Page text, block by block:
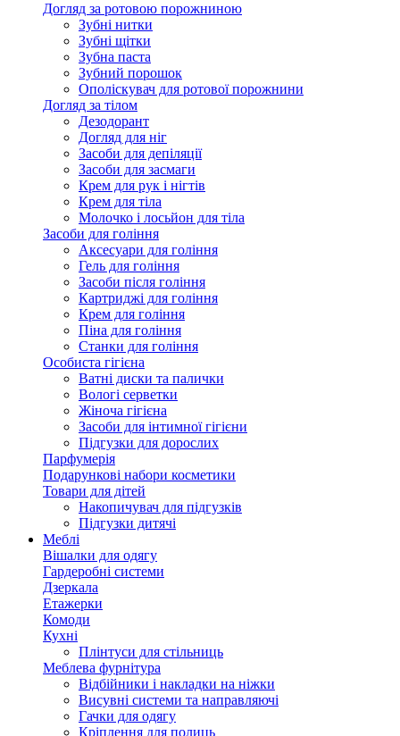
Догляд за ротовою порожниною
Зубні нитки
Зубні щітки
Зубна паста
Зубний порошок
Ополіскувач для ротової порожнини
Догляд за тілом
Дезодорант
Догляд для ніг
Засоби для депіляції
Засоби для засмаги
Крем для рук і нігтів
Крем для тіла
Молочко і лосьйон для тіла
Засоби для гоління
Аксесуари для гоління
Гель для гоління
Засоби після гоління
Картриджі для гоління
Крем для гоління
Піна для гоління
Станки для гоління
Особиста гігієна
Ватні диски та палички
Вологі серветки
Жіноча гігієна
Засоби для інтимної гігієни
Підгузки для дорослих
Парфумерія
Подарункові набори косметики
Товари для дітей
Накопичувач для підгузків
Підгузки дитячі
Меблі
Вішалки для одягу
Гардеробні системи
Дзеркала
Етажерки
Комоди
Кухні
Плінтуси для стільниць
Меблева фурнітура
Відбійники і накладки на ніжки
Висувні системи та направляючі
Гачки для одягу
Кріплення для полиць